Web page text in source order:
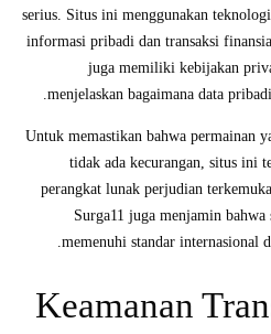
serius. Situs ini menggunakan
informasi pribadi dan transaksi
juga memiliki kebijakan
menjelaskan bagaimana data
Untuk memastikan bahwa permainan
tidak ada kecurangan, situs ini
perangkat lunak perjudian
Surga11 juga menjamin
memenuhi standar internasional
Keamanan